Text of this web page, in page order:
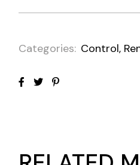
Categories: Control,